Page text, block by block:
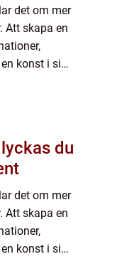
det om mer
Att skapa en
konst i sig.
det om mer
Att skapa en
konst i sig.